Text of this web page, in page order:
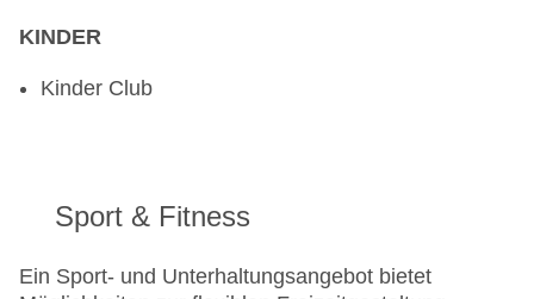
KINDER
Kinder Club
Sport & Fitness
Ein Sport- und Unterhaltungsangebot bietet